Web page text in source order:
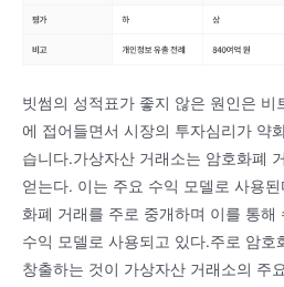
빗썸의 성적표가 좋지 않은 원인은 비
에 접어들면서 시장의 투자심리가 약
습니다.가상자산 거래소는 암호화폐
얻는다. 이는 주요 수익 모델로 사용
화폐 거래를 주로 중개하며 이를 통해
수익 모델로 사용되고 있다.주로 암호
창출하는 것이 가상자산 거래소의 주